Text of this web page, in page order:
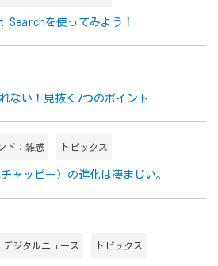
Searchを使ってみよう！
ない！見抜く7つのポイント
ド：雑感 トピックス
ャッピー）の進化は凄まじい。
デジタルニュース トピックス